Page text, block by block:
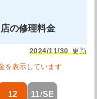
蒲田店は、JR蒲田駅
の修理料金
を表示しています
12 11/SE
2024/11/30 更新